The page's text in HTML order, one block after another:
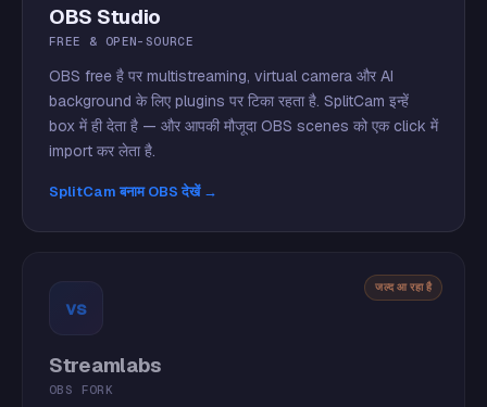
OBS Studio
FREE & OPEN-SOURCE
OBS free है पर multistreaming, virtual camera और AI
background के लिए plugins पर टिका रहता है. SplitCam इन्हें
box में ही देता है — और आपकी मौजूदा OBS scenes को एक click में
import कर लेता है.
SplitCam बनाम OBS देखें →
जल्द आ रहा है
vs
Streamlabs
OBS FORK